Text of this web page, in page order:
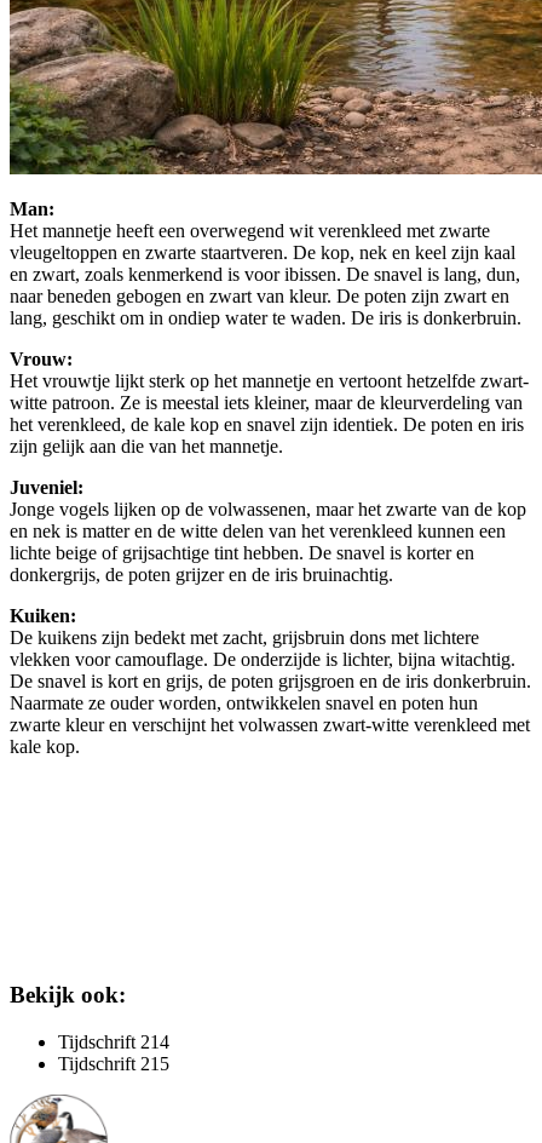
Man:
Het mannetje heeft een overwegend wit verenkleed met zwarte
vleugeltoppen en zwarte staartveren. De kop, nek en keel zijn kaal
en zwart, zoals kenmerkend is voor ibissen. De snavel is lang, dun,
naar beneden gebogen en zwart van kleur. De poten zijn zwart en
lang, geschikt om in ondiep water te waden. De iris is donkerbruin.
Vrouw:
Het vrouwtje lijkt sterk op het mannetje en vertoont hetzelfde zwart-
witte patroon. Ze is meestal iets kleiner, maar de kleurverdeling van
het verenkleed, de kale kop en snavel zijn identiek. De poten en iris
zijn gelijk aan die van het mannetje.
Juveniel:
Jonge vogels lijken op de volwassenen, maar het zwarte van de kop
en nek is matter en de witte delen van het verenkleed kunnen een
lichte beige of grijsachtige tint hebben. De snavel is korter en
donkergrijs, de poten grijzer en de iris bruinachtig.
Kuiken:
De kuikens zijn bedekt met zacht, grijsbruin dons met lichtere
vlekken voor camouflage. De onderzijde is lichter, bijna witachtig.
De snavel is kort en grijs, de poten grijsgroen en de iris donkerbruin.
Naarmate ze ouder worden, ontwikkelen snavel en poten hun
zwarte kleur en verschijnt het volwassen zwart-witte verenkleed met
kale kop.
Bekijk ook:
Tijdschrift 214
Tijdschrift 215